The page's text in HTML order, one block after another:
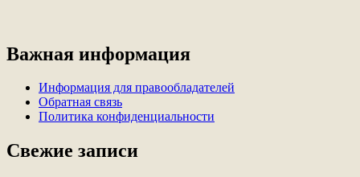
Важная информация
Информация для правообладателей
Обратная связь
Политика конфиденциальности
Свежие записи